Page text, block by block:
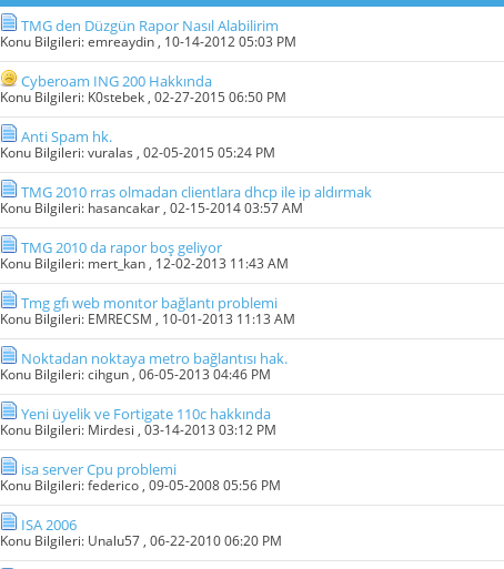
TMG den Düzgün Rapor Nasıl Alabilirim
Konu Bilgileri:emreaydin , 10-14-2012 05:03 PM
Cyberoam ING 200 Hakkında
Konu Bilgileri: K0stebek , 02-27-2015 06:50 PM
Anti Spam hk.
Konu Bilgileri:vuralas , 02-05-2015 05:24 PM
TMG 2010 rras olmadan clientlara dhcp ile ip aldırmak
Konu Bilgileri: hasancakar , 02-15-2014 03:57 AM
TMG 2010 da rapor boş geliyor
Konu Bilgileri: mert_kan , 12-02-2013 11:43 AM
Tmg gfı web monıtor bağlantı problemi
Konu Bilgileri: EMRECSM , 10-01-2013 11:13 AM
Noktadan noktaya metro bağlantısı hak.
Konu Bilgileri:cihgun , 06-05-2013 04:46 PM
Yeni üyelik ve Fortigate 110c hakkında
Konu Bilgileri: Mirdesi , 03-14-2013 03:12 PM
isa server Cpu problemi
Konu Bilgileri:federico , 09-05-2008 05:56 PM
ISA 2006
Konu Bilgileri: Unalu57 , 06-22-2010 06:20 PM